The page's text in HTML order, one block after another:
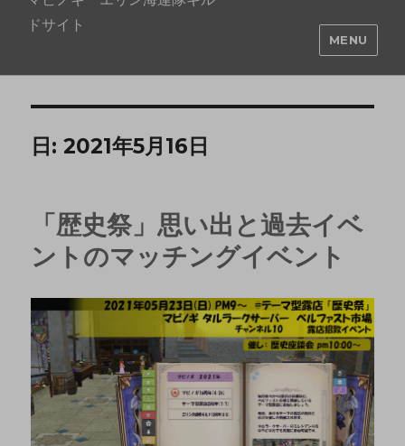
ドサイト
MENU
日:2021年5月16日
「歴史祭」思い出と過去イベ
ントのマッチングイベント